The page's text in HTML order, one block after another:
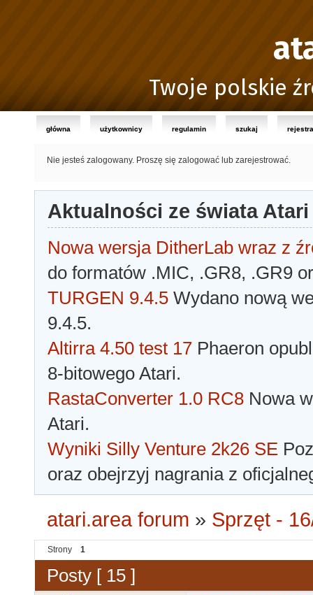
Twoje polskie
główna użytkownicy regulamin szukaj
Nie jesteś zalogowany. Proszę się zalogować lub zarejestrować.
Aktualności ze świata Atari
Nowa wersja DitherLab wraz z
do formatów .MIC, .GR8, .GR9
TURGEN 9.4.5 Wydano nową
9.4.5.
Altirra 4.50 test 17 Phaeron
8-bitowego Atari.
RastaConverter 1.0 RC8 Nowa
Atari.
Wyniki Silly Venture 2k26 SE
oraz obejrzyj nagrania z
atari.area forum » Sprzęt -
Strony 1
Posty [ 15 ]